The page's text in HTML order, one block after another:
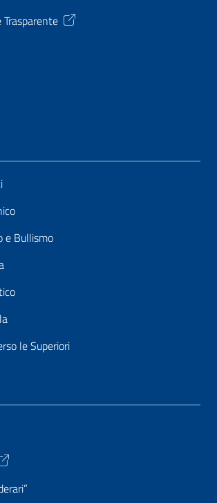
e Bullismo
le Superiori